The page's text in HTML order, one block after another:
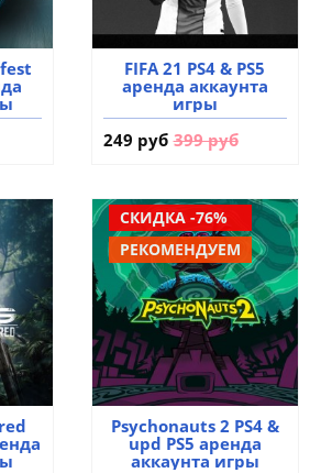
FIFA 21 PS4 & PS5
аренда аккаунта
игры
249 руб 399 руб
СКИДКА -76%
РЕКОМЕНДУЕМ
Psychonauts 2 PS4 &
upd PS5 аренда
аккаунта игры